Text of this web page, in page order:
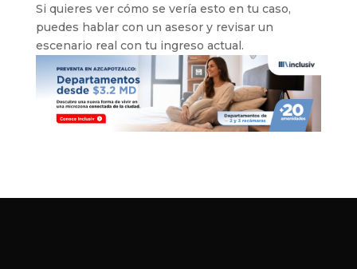
Si quieres ver cómo se vería esto en tu caso,
puedes hablar con un asesor y revisar un
escenario real con tu ingreso actual.